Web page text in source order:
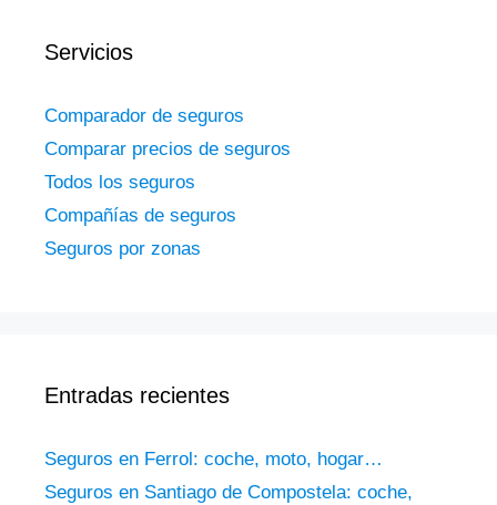
Servicios
Comparador de seguros
Comparar precios de seguros
Todos los seguros
Compañías de seguros
Seguros por zonas
Entradas recientes
Seguros en Ferrol: coche, moto, hogar…
Seguros en Santiago de Compostela: coche,